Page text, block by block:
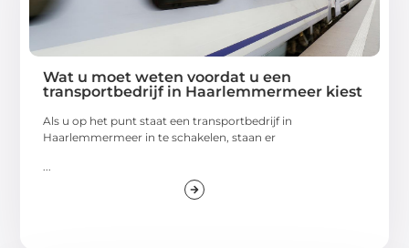
Wat u moet weten voordat u een
transportbedrijf in Haarlemmermeer kiest
Als u op het punt staat een transportbedrijf in
Haarlemmermeer in te schakelen, staan er
...